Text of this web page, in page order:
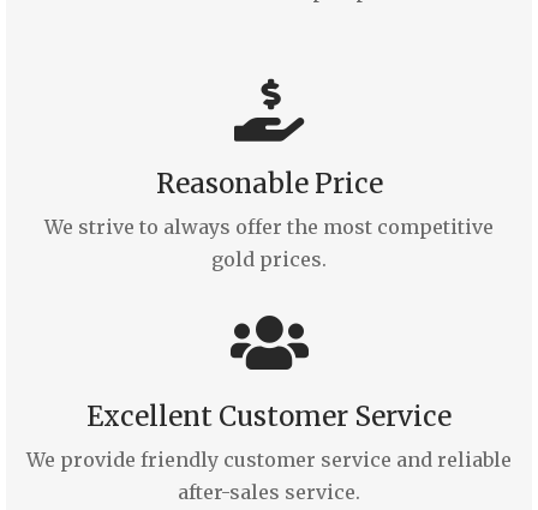
Reasonable Price
We strive to always offer the most competitive
gold prices.
Excellent Customer Service
We provide friendly customer service and reliable
after-sales service.